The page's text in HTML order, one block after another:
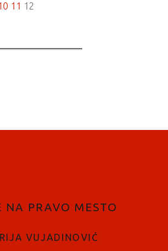
11 12
NA PRAVO MESTO
VUJADINOVIĆ